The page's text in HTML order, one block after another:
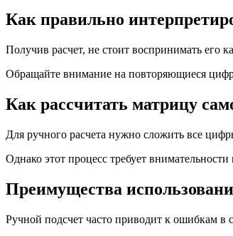
Как правильно
Получив расчет, не стоит воспринимать его
Обращайте внимание на повторяющиеся
Как рассчитать матрицу
Для ручного расчета нужно сложить все
Однако этот процесс требует
Преимущества
Ручной подсчет часто приводит к ошибкам в